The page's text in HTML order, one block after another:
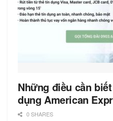
Những điều cần
dụng American
0 SHARES